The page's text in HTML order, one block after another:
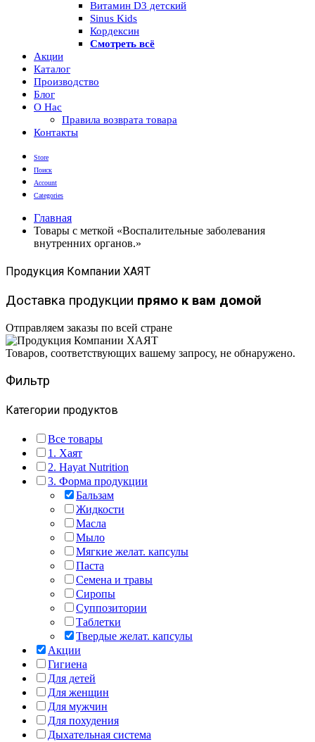
Витамин D3 детский
Sinus Kids
Кордексин
Смотреть всё
Акции
Каталог
Производство
Блог
О Нас
Правила возврата товара
Контакты
Store
Поиск
Account
Categories
Главная
Товары с меткой «Воспалительные заболевания
внутренних органов.»
Продукция Компании ХАЯТ
Доставка продукции прямо к вам домой
Отправляем заказы по всей стране
Товаров, соответствующих вашему запросу, не обнаружено.
Фильтр
Категории продуктов
Все товары
1. Хаят
2. Hayat Nutrition
3. Форма продукции
Бальзам
Жидкости
Масла
Мыло
Мягкие желат. капсулы
Паста
Семена и травы
Сиропы
Суппозитории
Таблетки
Твердые желат. капсулы
Акции
Гигиена
Для детей
Для женщин
Для мужчин
Для похудения
Дыхательная система